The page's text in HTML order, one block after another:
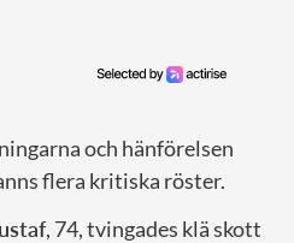
och hänförelsen
flera kritiska röster.
, 74, tvingades klä skott